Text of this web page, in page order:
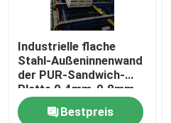
Industrielle flache
Stahl-Außeninnenwand
der PUR-Sandwich-
Platte 0.4mm-0.8mm
Bestpreis